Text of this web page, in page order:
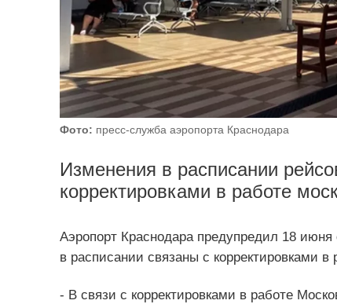
Фото: пресс-служба аэропорта Краснодара
Изменения в расписании
корректировками в работе
Аэропорт Краснодара предупредил 18
в расписании связаны с корректировками в
- В связи с корректировками в работе